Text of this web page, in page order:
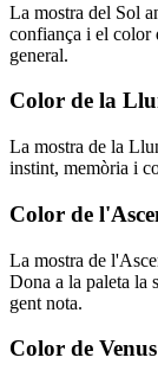
La mostra del Sol
confiança i el color
general.
Color de la
La mostra de la
instint, memòria i
Color de
La mostra de
Dona a la paleta la
gent nota.
Color de